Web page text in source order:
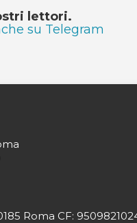
lettori.
su Telegram
Roma CF: